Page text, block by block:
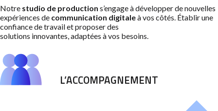
Notre studio de production s’engage à développer de nouvelles
expériences de communication digitaleà vos côtés. Établir une
confiance de travail et proposer des
solutions innovantes, adaptées à vos besoins.
L’ACCOMPAGNEMENT